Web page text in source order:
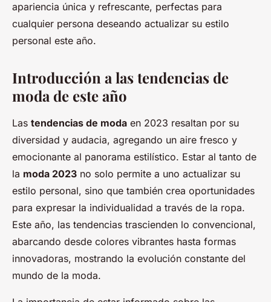
apariencia única y refrescante, perfectas para
cualquier persona deseando actualizar su estilo
personal este año.
Introducción a las tendencias de
moda de este año
Las tendencias de moda en 2023 resaltan por su
diversidad y audacia, agregando un aire fresco y
emocionante al panorama estilístico. Estar al tanto de
la moda 2023 no solo permite a uno actualizar su
estilo personal, sino que también crea oportunidades
para expresar la individualidad a través de la ropa.
Este año, las tendencias trascienden lo convencional,
abarcando desde colores vibrantes hasta formas
innovadoras, mostrando la evolución constante del
mundo de la moda.